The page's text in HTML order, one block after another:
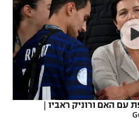
עם האם ורוניק ראביו |